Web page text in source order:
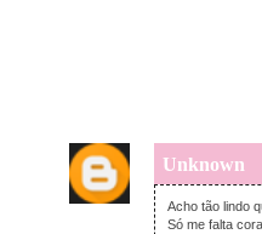
Unknown
Acho tão lindo
Só me falta